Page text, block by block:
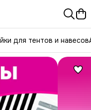
для тентов и навесов